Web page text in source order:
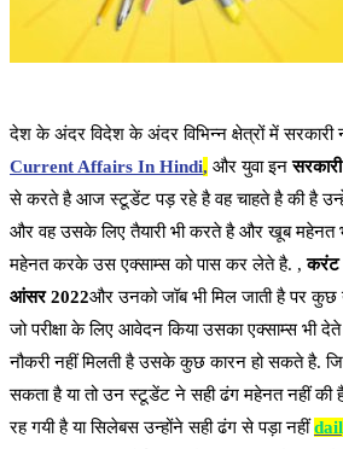
देश के अंदर विदेश के अंदर विभिन्न क्षेत्रों में सरकारी
Current Affairs In Hindi, और युवा इन
से करते है आज स्टूडेंट पड़ रहे है वह चाहते है की है उन्हें
और वह उसके लिए तैयारी भी करते है और खूब महेनत
महेनत करके उस एक्साम्स को पास कर लेते है. ,करंट
आंसर 2022और उनको जॉब भी मिल जाती है पर कुछ
जो परीक्षा के लिए आवेदन किया उसका एक्साम्स भी
नौकरी नहीं मिलती है उसके कुछ कारन हो सकते है.
सकता है या तो उन स्टूडेंट ने सही ढंग महेनत नहीं की
रह गयी है या सिलेबस उन्होंने सही ढंग से पड़ा नहीं